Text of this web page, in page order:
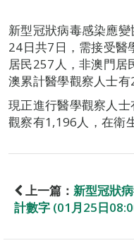
新型冠狀病毒感染應
24日共7日，需接受醫
居民257人，非澳門
澳累計醫學觀察人士有
現正進行醫學觀察人
觀察有1,196人，在衛
上一篇： 新型冠狀
計數字 (01月25日